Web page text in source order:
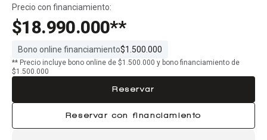
Precio con financiamiento:
$18.990.000**
Bono online financiamiento$1.500.000
** Precio incluye bono online de $1.500.000 y bono financiamiento de
$1.500.000
Reservar
Reservar con financiamiento